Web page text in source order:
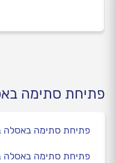
פתיחת סתימה
פתיחת סתימה באסלה
פתיחת סתימה באסלה